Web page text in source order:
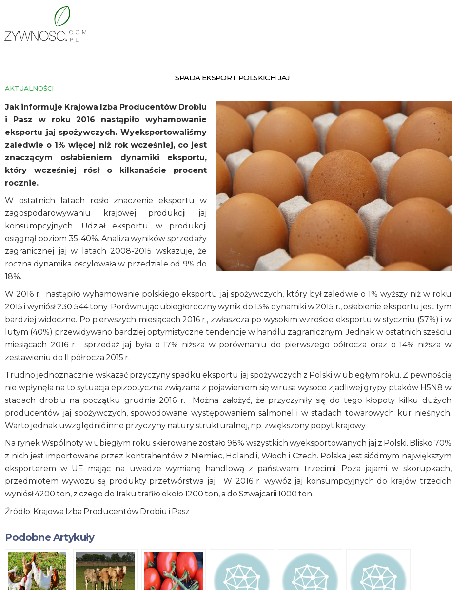
SPADA EKSPORT POLSKICH JAJ
AKTUALNOŚCI
Jak informuje Krajowa Izba Producentów Drobiu
i Pasz w roku 2016 nastąpiło wyhamowanie
eksportu jaj spożywczych. Wyeksportowaliśmy
zaledwie o 1% więcej niż rok wcześniej, co jest
znaczącym osłabieniem dynamiki eksportu,
który wcześniej rósł o kilkanaście procent
rocznie.
W ostatnich latach rosło znaczenie eksportu w
zagospodarowywaniu krajowej produkcji jaj
konsumpcyjnych. Udział eksportu w produkcji
osiągnął poziom 35-40%. Analiza wyników sprzedaży
zagranicznej jaj w latach 2008-2015 wskazuje, że
roczna dynamika oscylowała w przedziale od 9% do
18%.
W 2016 r. nastąpiło wyhamowanie polskiego eksportu jaj spożywczych, który był zaledwie o 1% wyższy niż w roku
2015 i wyniósł 230 544 tony. Porównując ubiegłoroczny wynik do 13% dynamiki w 2015 r., osłabienie eksportu jest tym
bardziej widoczne. Po pierwszych miesiącach 2016 r., zwłaszcza po wysokim wzroście eksportu w styczniu (57%) i w
lutym (40%) przewidywano bardziej optymistyczne tendencje w handlu zagranicznym. Jednak w ostatnich sześciu
miesiącach 2016 r. sprzedaż jaj była o 17% niższa w porównaniu do pierwszego półrocza oraz o 14% niższa w
zestawieniu do II półrocza 2015 r.
Trudno jednoznacznie wskazać przyczyny spadku eksportu jaj spożywczych z Polski w ubiegłym roku. Z pewnością
nie wpłynęła na to sytuacja epizootyczna związana z pojawieniem się wirusa wysoce zjadliwej grypy ptaków H5N8 w
stadach drobiu na początku grudnia 2016 r. Można założyć, że przyczyniły się do tego kłopoty kilku dużych
producentów jaj spożywczych, spowodowane występowaniem salmonelli w stadach towarowych kur nieśnych.
Warto jednak uwzględnić inne przyczyny natury strukturalnej, np. zwiększony popyt krajowy.
Na rynek Wspólnoty w ubiegłym roku skierowane zostało 98% wszystkich wyeksportowanych jaj z Polski. Blisko 70%
z nich jest importowane przez kontrahentów z Niemiec, Holandii, Włoch i Czech. Polska jest siódmym największym
eksporterem w UE mając na uwadze wymianę handlową z państwami trzecimi. Poza jajami w skorupkach,
przedmiotem wywozu są produkty przetwórstwa jaj. W 2016 r. wywóz jaj konsumpcyjnych do krajów trzecich
wyniósł 4200 ton, z czego do Iraku trafiło około 1200 ton, a do Szwajcarii 1000 ton.
Źródło: Krajowa Izba Producentów Drobiu i Pasz
Podobne Artykuły